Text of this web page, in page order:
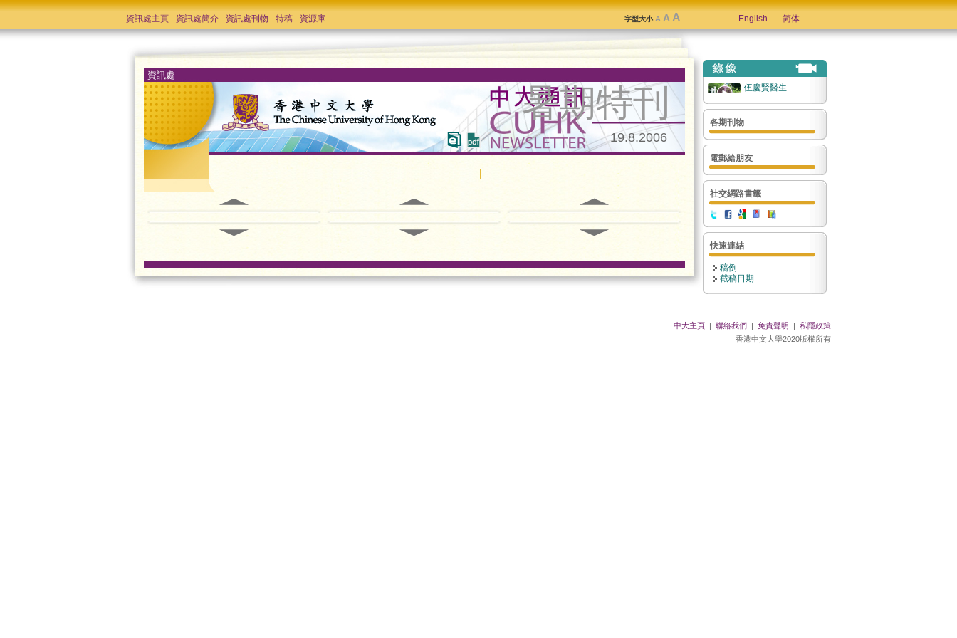
資訊處主頁 資訊處簡介 資訊處刊物 特稿 資源庫 字型大小 A A A English 简体
資訊處
暑期特刊
19.8.2006
伍慶賢醫生
各期刊物
電郵給朋友
社交網路書籤
快速連結
稿例
截稿日期
中大主頁 | 聯絡我們 | 免責聲明 | 私隱政策
香港中文大學2020版權所有